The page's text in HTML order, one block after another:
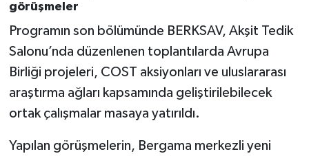
görüşmeler
Programın son bölümünde BERKSAV, Akşit Tedik
Salonu’nda düzenlenen toplantılarda Avrupa
Birliği projeleri, COST aksiyonları ve uluslararası
araştırma ağları kapsamında geliştirilebilecek
ortak çalışmalar masaya yatırıldı.
Yapılan görüşmelerin, Bergama merkezli yeni